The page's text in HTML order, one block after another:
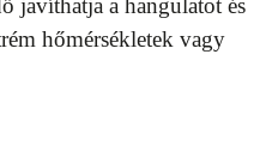
javíthatja a hangulatot és
hőmérsékletek vagy